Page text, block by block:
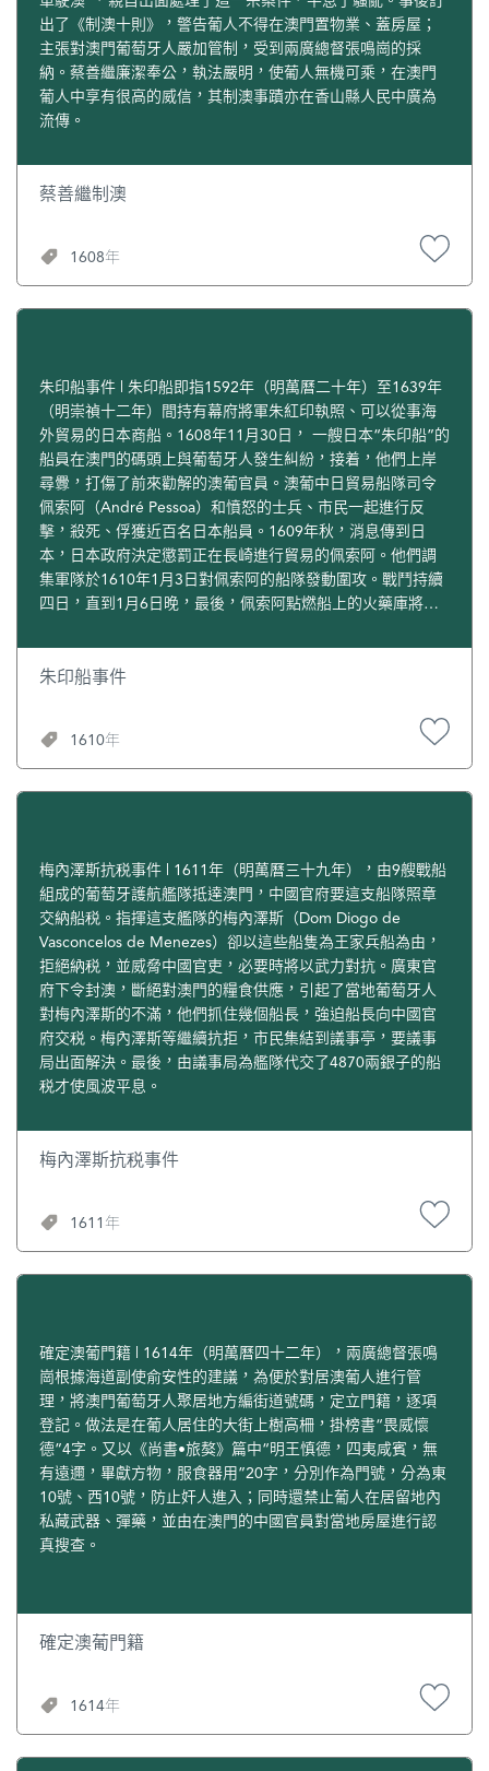
出了《制澳十則》，警告葡人不得在澳門置物業、蓋房屋；
主張對澳門葡萄牙人嚴加管制，受到兩廣總督張鳴崗的採
納。蔡善繼廉潔奉公，執法嚴明，使葡人無機可乘，在澳門
葡人中享有很高的威信，其制澳事蹟亦在香山縣人民中廣為
流傳。
蔡善繼制澳
1608年
朱印船事件 | 朱印船即指1592年（明萬曆二十年）至1639年
（明崇禎十二年）間持有幕府將軍朱紅印執照、可以從事海
外貿易的日本商船。1608年11月30日， 一艘日本“朱印船”的
船員在澳門的碼頭上與葡萄牙人發生糾紛，接着，他們上岸
尋釁，打傷了前來勸解的澳葡官員。澳葡中日貿易船隊司令
佩索阿（André Pessoa）和憤怒的士兵、市民一起進行反
擊，殺死、俘獲近百名日本船員。1609年秋，消息傳到日
本，日本政府決定懲罰正在長崎進行貿易的佩索阿。他們調
集軍隊於1610年1月3日對佩索阿的船隊發動圍攻。戰鬥持續
四日，直到1月6日晚，最後，佩索阿點燃船上的火藥庫將自
件遂告平息。
朱印船事件
1610年
梅內澤斯抗税事件 | 1611年（明萬曆三十九年），由9艘戰船
組成的葡萄牙護航艦隊抵達澳門，中國官府要這支船隊照章
交納船税。指揮這支艦隊的梅內澤斯（Dom Diogo de
Vasconcelos de Menezes）卻以這些船隻為王家兵船為由，
拒絕納税，並威脅中國官吏，必要時將以武力對抗。廣東官
府下令封澳，斷絕對澳門的糧食供應，引起了當地葡萄牙人
對梅內澤斯的不滿，他們抓住幾個船長，強迫船長向中國官
府交税。梅內澤斯等繼續抗拒，市民集結到議事亭，要議事
局出面解決。最後，由議事局為艦隊代交了4870兩銀子的船
税才使風波平息。
梅內澤斯抗税事件
1611年
確定澳葡門籍 | 1614年（明萬曆四十二年），兩廣總督張鳴
崗根據海道副使俞安性的建議，為便於對居澳葡人進行管
理，將澳門葡萄牙人聚居地方編街道號碼，定立門籍，逐項
登記。做法是在葡人居住的大街上樹高柵，掛榜書“畏威懷
德”4字。又以《尚書•旅獒》篇中“明王慎德，四夷咸賓，無
有遠邇，畢獻方物，服食器用”20字，分別作為門號，分為東
10號、西10號，防止奸人進入；同時還禁止葡人在居留地內
私藏武器、彈藥，並由在澳門的中國官員對當地房屋進行認
真搜查。
確定澳葡門籍
1614年